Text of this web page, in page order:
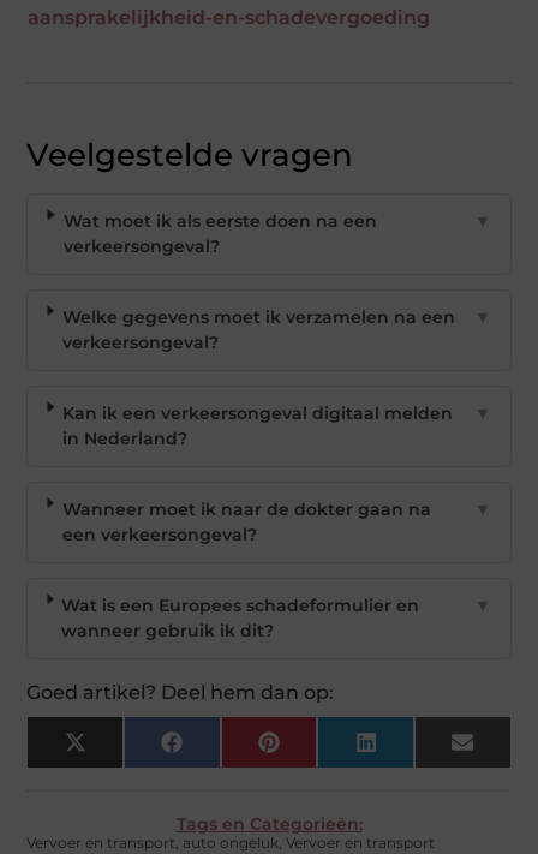
aansprakelijkheid-en-schadevergoeding
Veelgestelde vragen
Wat moet ik als eerste doen na een
verkeersongeval?
▼
Welke gegevens moet ik verzamelen na een
verkeersongeval?
▼
Kan ik een verkeersongeval digitaal melden
in Nederland?
▼
Wanneer moet ik naar de dokter gaan na
een verkeersongeval?
▼
Wat is een Europees schadeformulier en
wanneer gebruik ik dit?
▼
Goed artikel? Deel hem dan op:
X
(Twitter)
Facebook Pinterest LinkedIn Email
Tags en Categorieën:
Vervoer en transport, auto ongeluk,Vervoer en transport